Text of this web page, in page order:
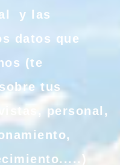
y las
datos que
(te
tus
personal,